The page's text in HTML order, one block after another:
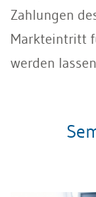
Zahlungen
Markteintritt
werden